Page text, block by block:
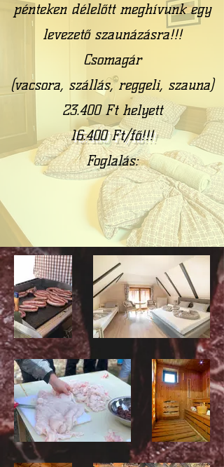
pénteken délelőtt meghívunk egy
levezető szaunázásra!!!
Csomagár
(vacsora, szállás, reggeli, szauna)
23.400 Ft helyett
16.400 Ft/fő!!!
Foglalás: